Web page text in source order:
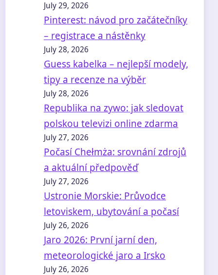
July 29, 2026
Pinterest: návod pro začátečníky
– registrace a nástěnky
July 28, 2026
Guess kabelka – nejlepší modely,
tipy a recenze na výběr
July 28, 2026
Republika na zywo: jak sledovat
polskou televizi online zdarma
July 27, 2026
Počasí Chełmża: srovnání zdrojů
a aktuální předpověď
July 27, 2026
Ustronie Morskie: Průvodce
letoviskem, ubytování a počasí
July 26, 2026
Jaro 2026: První jarní den,
meteorologické jaro a Irsko
July 26, 2026